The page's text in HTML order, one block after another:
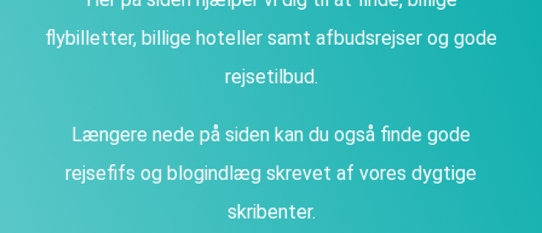
flybilletter, billige hoteller samt afbudsrejser og gode
rejsetilbud.
Længere nede på siden kan du også finde gode
rejsefifs og blogindlæg skrevet af vores dygtige
skribenter.